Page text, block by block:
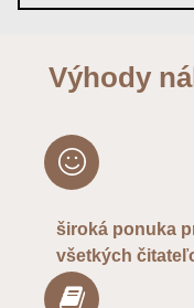
VÁŠ E-MAIL
VAŠA OTÁZKA K
Výhody
široká ponuka
všetkých